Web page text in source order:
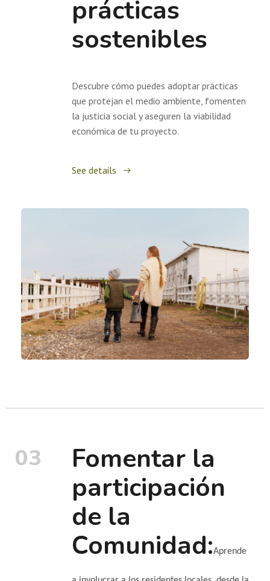
prácticas
sostenibles
Descubre cómo puedes adoptar prácticas
que protejan el medio ambiente, fomenten
la justicia social y aseguren la viabilidad
económica de tu proyecto.
See details
03
Fomentar la
participación
de la
Comunidad:Aprende